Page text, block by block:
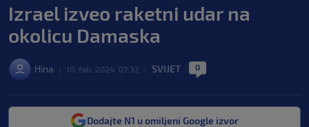
Izrael izveo raketni udar na
okolicu Damaska
Hina 10. feb. 2024. 07:32 SVIJET 0
Dodajte N1 u omiljeni Google izvor